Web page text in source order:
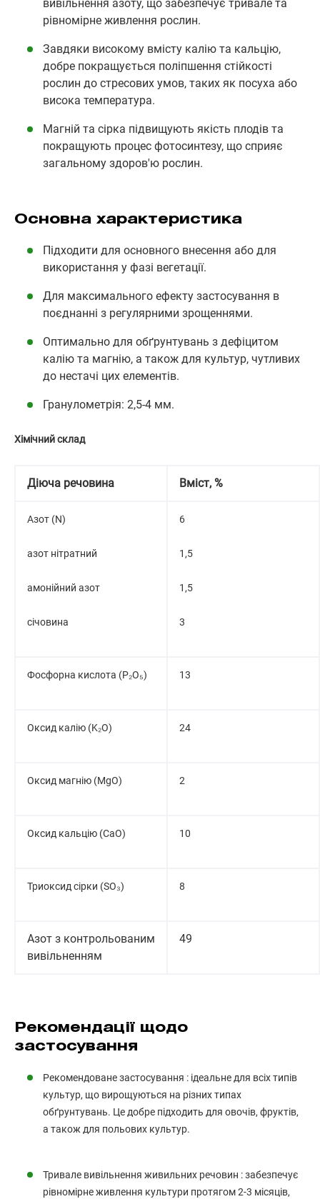
вивільнення азоту, що забезпечує тривале та
рівномірне живлення рослин.
Завдяки високому вмісту калію та кальцію,
добре покращується поліпшення стійкості
рослин до стресових умов, таких як посуха або
висока температура.
Магній та сірка підвищують якість плодів та
покращують процес фотосинтезу, що сприяє
загальному здоров'ю рослин.
Основна характеристика
Підходити для основного внесення або для
використання у фазі вегетації.
Для максимального ефекту застосування в
поєднанні з регулярними зрощеннями.
Оптимально для обґрунтувань з дефіцитом
калію та магнію, а також для культур, чутливих
до нестачі цих елементів.
Гранулометрія: 2,5-4 мм.
Хімічний склад
Діюча речовина Вміст, %
Азот (N)
азот нітратний
амонійний азот
січовина
6
1,5
1,5
3
Фосфорна кислота (P₂O₅) 13
Оксид калію (K₂O) 24
Оксид магнію (MgO) 2
Оксид кальцію (CaO) 10
Триоксид сірки (SO₃) 8
Азот з контрольованим
вивільненням
49
Рекомендації щодо
застосування
Рекомендоване застосування : ідеальне для всіх типів
культур, що вирощуються на різних типах
обґрунтувань. Це добре підходить для овочів, фруктів,
а також для польових культур.
Тривале вивільнення живильних речовин : забезпечує
рівномірне живлення культури протягом 2-3 місяців,